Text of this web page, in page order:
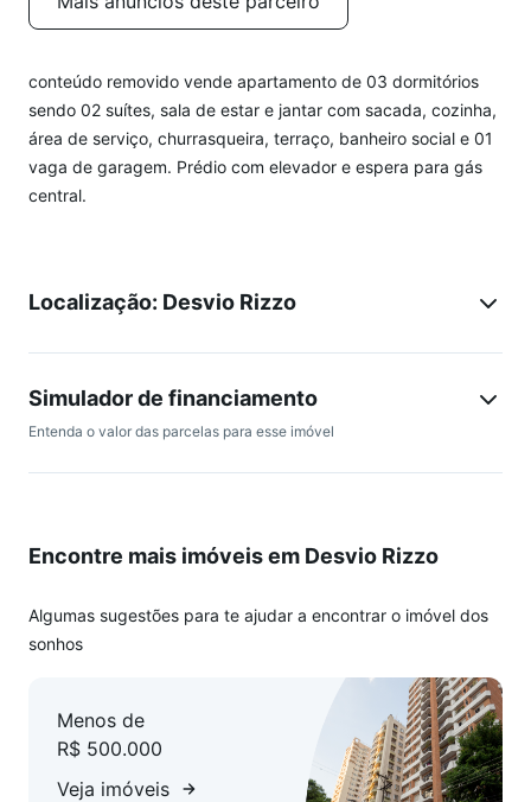
conteúdo removido vende apartamento de 03 dormitórios
sendo 02 suítes, sala de estar e jantar com sacada, cozinha,
área de serviço, churrasqueira, terraço, banheiro social e 01
vaga de garagem. Prédio com elevador e espera para gás
central.
Localização: Desvio Rizzo
Simulador de financiamento
Entenda o valor das parcelas para esse imóvel
Encontre mais imóveis em Desvio Rizzo
Algumas sugestões para te ajudar a encontrar o imóvel dos
sonhos
Menos de
R$ 500.000
Veja imóveis